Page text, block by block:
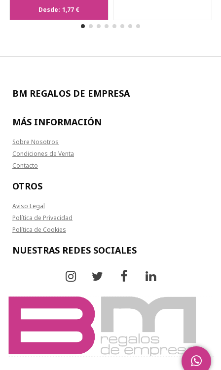
Desde: 1,77 €
BM REGALOS DE EMPRESA
MÁS INFORMACIÓN
Sobre Nosotros
Condiciones de Venta
Contacto
OTROS
Aviso Legal
Política de Privacidad
Política de Cookies
NUESTRAS REDES SOCIALES